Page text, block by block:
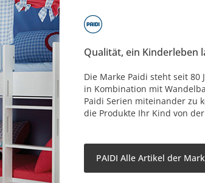
Qualität, ein Kinderleben
Die Marke Paidi steht seit
in Kombination mit
Paidi Serien miteinander zu
die Produkte Ihr Kind von
PAIDI Alle Artikel der